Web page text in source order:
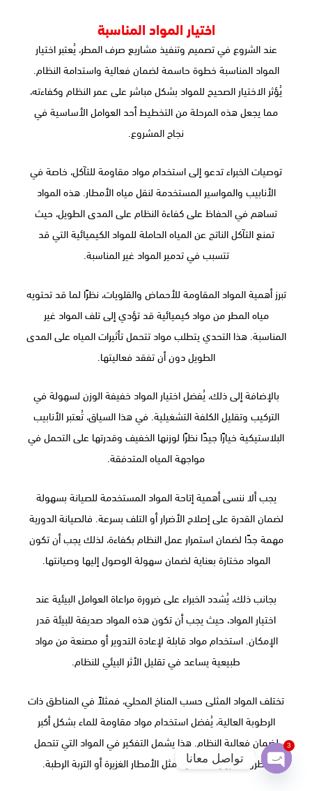
اختيار المواد المناسبة
عند الشروع في تصميم وتنفيذ مشاريع صرف المطر، يُعتبر اختيار
المواد المناسبة خطوة حاسمة لضمان فعالية واستدامة النظام.
يُؤثر الاختيار الصحيح للمواد بشكل مباشر على عمر النظام وكفاءته،
مما يجعل هذه المرحلة من التخطيط أحد العوامل الأساسية في
نجاح المشروع.
توصيات الخبراء تدعو إلى استخدام مواد مقاومة للتآكل، خاصة في
الأنابيب والمواسير المستخدمة لنقل مياه الأمطار. هذه المواد
تساهم في الحفاظ على كفاءة النظام على المدى الطويل، حيث
تمنع التآكل الناتج عن المياه الحاملة للمواد الكيميائية التي قد
تتسبب في تدمير المواد غير المناسبة.
تبرز أهمية المواد المقاومة للأحماض والقلويات، نظرًا لما قد تحتويه
مياه المطر من مواد كيميائية قد تؤدي إلى تلف المواد غير
المناسبة. هذا التحدي يتطلب مواد تتحمل تأثيرات المياه على المدى
الطويل دون أن تفقد فعاليتها.
بالإضافة إلى ذلك، يُفضل اختيار المواد خفيفة الوزن لسهولة في
التركيب وتقليل الكلفة التشغيلية. في هذا السياق، تُعتبر الأنابيب
البلاستيكية خيارًا جيدًا نظرًا لوزنها الخفيف وقدرتها على التحمل في
مواجهة المياه المتدفقة.
يجب ألا ننسى أهمية إتاحة المواد المستخدمة للصيانة بسهولة
لضمان القدرة على إصلاح الأضرار أو التلف بسرعة. فالصيانة الدورية
مهمة جدًا لضمان استمرار عمل النظام بكفاءة، لذلك يجب أن تكون
المواد مختارة بعناية لضمان سهولة الوصول إليها وصيانتها.
بجانب ذلك، يُشدد الخبراء على ضرورة مراعاة العوامل البيئية عند
اختيار المواد، حيث يجب أن تكون هذه المواد صديقة للبيئة قدر
الإمكان. استخدام مواد قابلة لإعادة التدوير أو مصنعة من مواد
طبيعية يساعد في تقليل الأثر البيئي للنظام.
تختلف المواد المثلى حسب المناخ المحلي، فمثلاً في المناطق ذات
الرطوبة العالية، يُفضل استخدام مواد مقاومة للماء بشكل أكبر
لضمان فعالية النظام. هذا يشمل التفكير في المواد التي تتحمل
الظروف البيئية القاسية مثل الأمطار الغزيرة أو التربة الرطبة.
تواصل معانا
Open
3